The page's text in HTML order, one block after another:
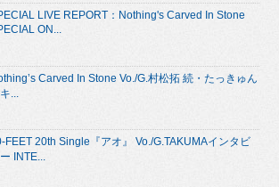
LIVE REPORT：Nothing's Carved In Stone
ON...
Carved In Stone Vo./G.村松拓 続・たっきゅん
...
FEET 20th Single『アオ』 Vo./G.TAKUMAインタビ
INTE...